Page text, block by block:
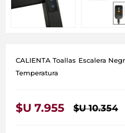
CALIENTA Toallas Escalera
Temperatura
$U 7.955 $U 10.354